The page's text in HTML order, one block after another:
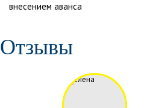
внесением аванса
Отзывы